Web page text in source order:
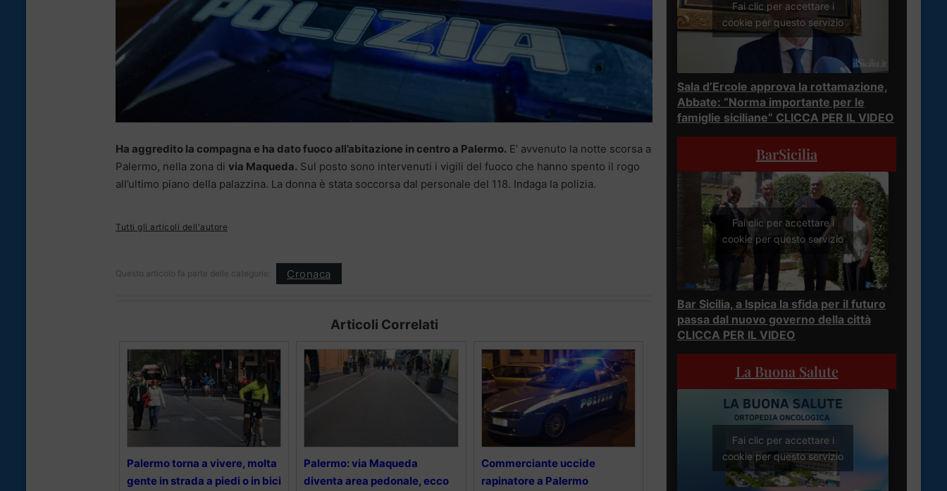
Ha aggredito la compagna e ha dato fuoco all’abitazione in centro a Palermo. E’ avvenuto la notte scorsa a
Palermo, nella zona di via Maqueda. Sul posto sono intervenuti i vigili del fuoco che hanno spento il rogo
all’ultimo piano della palazzina. La donna è stata soccorsa dal personale del 118. Indaga la polizia.
Tutti gli articoli dell'autore
Questo articolo fa parte delle categorie: Cronaca
Articoli Correlati
Palermo torna a vivere, molta
gente in strada a piedi o in bici
Palermo: via Maqueda
diventa area pedonale, ecco
Commerciante uccide
rapinatore a Palermo
Fai clic per accettare i
cookie per questo servizio
Sala d’Ercole approva la rottamazione,
Abbate: “Norma importante per le
famiglie siciliane” CLICCA PER IL VIDEO
BarSicilia
Fai clic per accettare i
cookie per questo servizio
Bar Sicilia, a Ispica la sfida per il futuro
passa dal nuovo governo della città
CLICCA PER IL VIDEO
La Buona Salute
Fai clic per accettare i
cookie per questo servizio